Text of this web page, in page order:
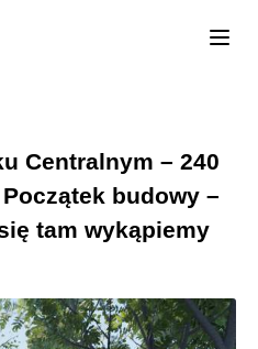
Centralnym – 240
budowy –
tam wykąpiemy